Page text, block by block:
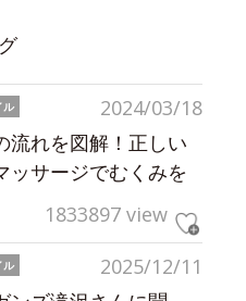
2024/03/18
ル
流れを図解！正しい
ッサージでむくみを
1833897 view
2025/12/11
ル